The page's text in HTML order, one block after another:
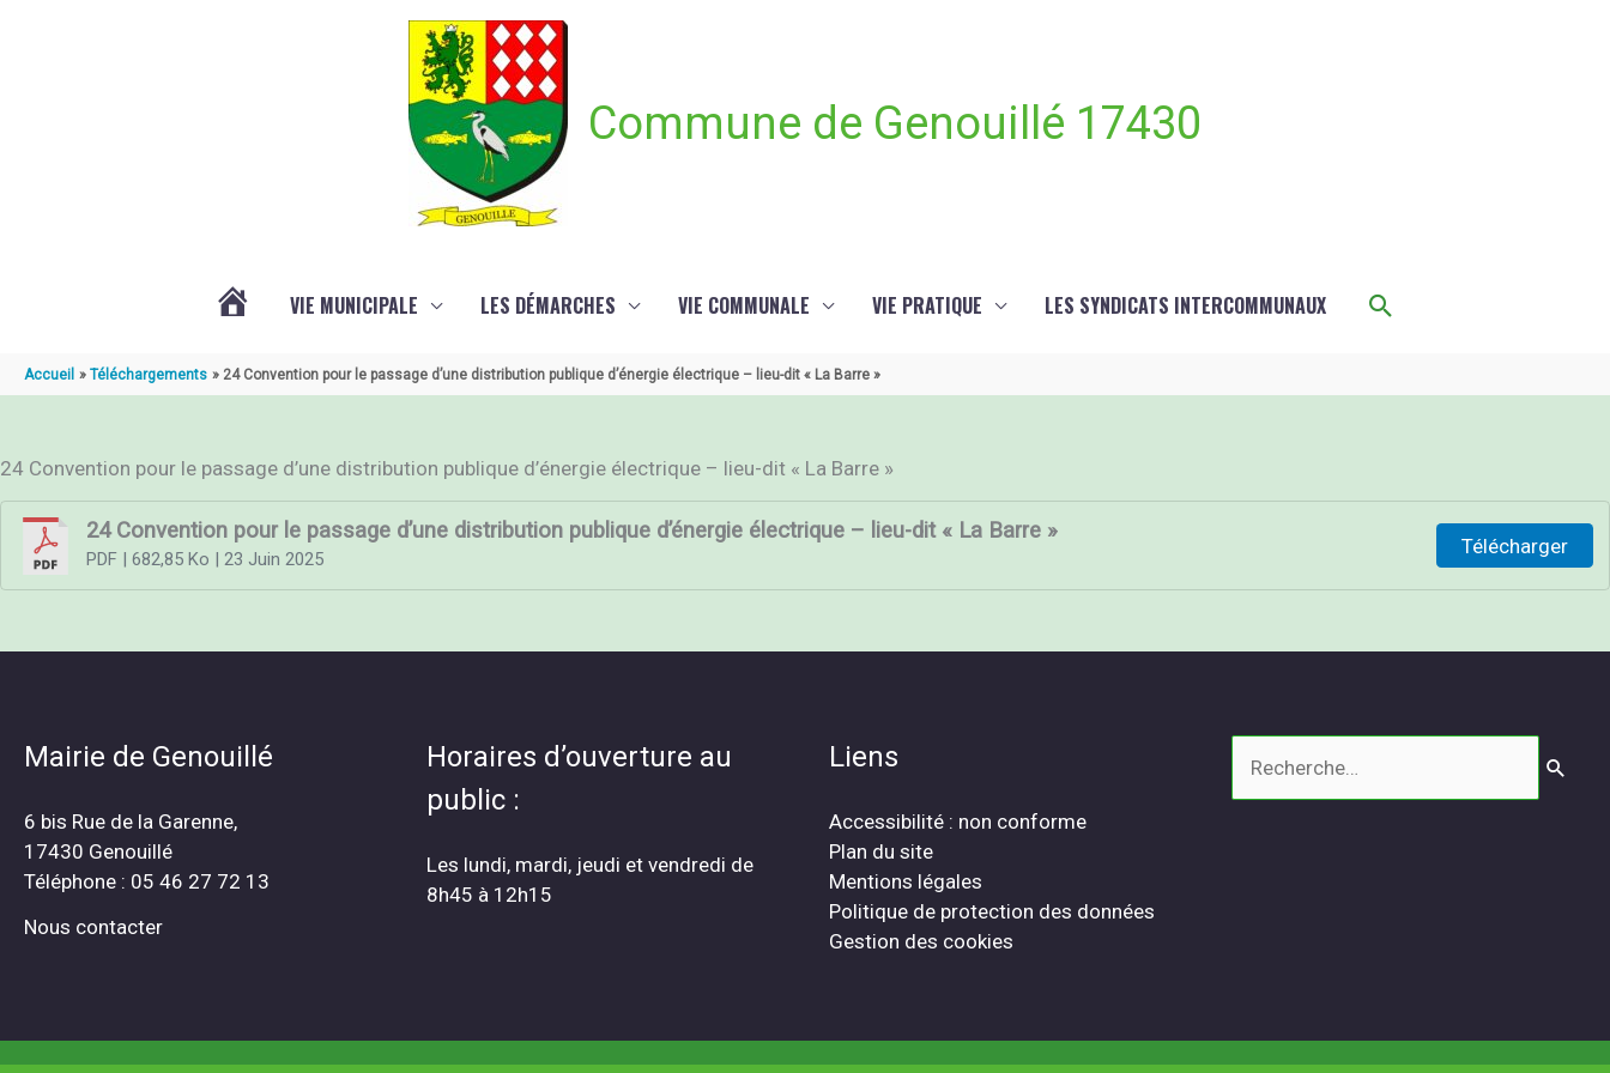
Commune de Genouillé 17430
GENOUILLÉ
VIE MUNICIPALE LES DÉMARCHES VIE COMMUNALE VIE PRATIQUE LES SYNDICATS INTERCOMMUNAUX Rechercher
Accueil Téléchargements 24 Convention pour le passage d’une distribution publique d’énergie électrique – lieu-dit « La Barre »
24 Convention pour le passage d’une distribution publique d’énergie électrique – lieu-dit « La Barre »
24 Convention pour le passage d’une distribution publique d’énergie électrique – lieu-dit « La Barre »
PDF| 682,85 Ko | 23 Juin 2025
Télécharger
Mairie de Genouillé
6 bis Rue de la Garenne,
17430 Genouillé
Téléphone : 05 46 27 72 13
Nous contacter
Horaires d’ouverture au
public :
Les lundi, mardi, jeudi et vendredi de
8h45 à 12h15
Liens
Accessibilité : non conforme
Plan du site
Mentions légales
Politique de protection des données
Gestion des cookies